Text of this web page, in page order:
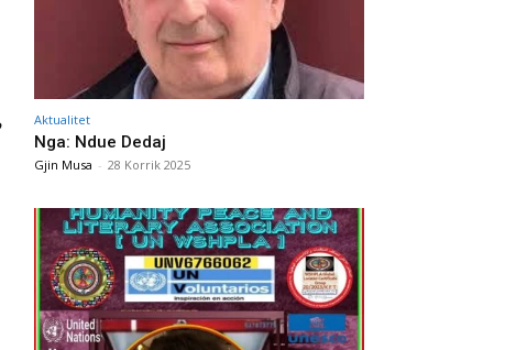
Aktualitet
Nga: Ndue Dedaj
Gjin Musa - 28 Korrik 2025